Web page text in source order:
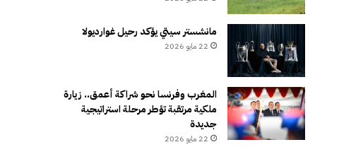
مانشستر سيتي يؤكد رحيل غوارديولا
22 مايو 2026
المغرب وفرنسا نحو شراكة أعمق.. زيارة
ملكية مرتقبة تؤطر مرحلة استراتيجية
جديدة
22 مايو 2026